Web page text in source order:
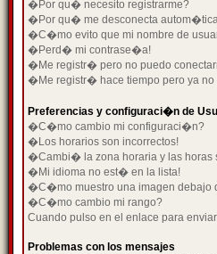
�Por qu� necesito registrarme?
�Por qu� me desconecta
�C�mo evito que mi nombre de
�Perd� mi contrase�a!
�Me registr� pero no puedo
�Me registr� hace tiempo pero ya no
Preferencias y configuraci�n de
�C�mo cambio mi configuraci�n?
�Los horarios son incorrectos!
�Cambi� la zona horaria y las horas
�Mi idioma no est� en la lista!
�C�mo muestro una imagen debajo
�C�mo cambio mi rango?
Cuando pulso en el enlace para
Problemas con los mensajes